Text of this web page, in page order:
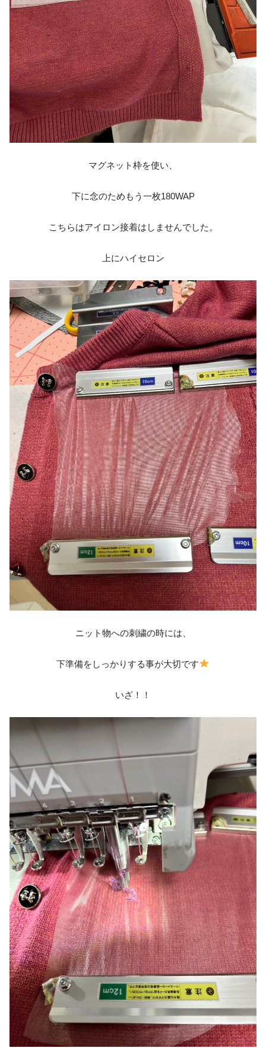
マグネット枠を使い、
下に念のためもう一枚180WAP
こちらはアイロン接着はしませんでした。
上にハイセロン
ニット物への刺繍の時には、
下準備をしっかりする事が大切です
いざ！！